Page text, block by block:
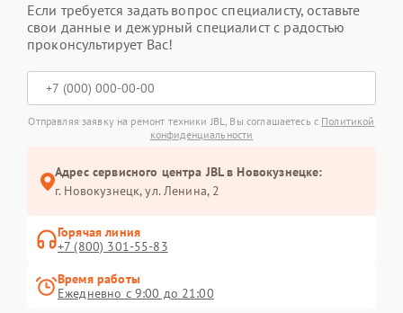
Если требуется задать вопрос специалисту, оставьте
свои данные и дежурный специалист с радостью
проконсультирует Вас!
Отправляя заявку на ремонт техники JBL, Вы соглашаетесь с Политикой
конфиденциальности
Адрес сервисного центра JBL в Новокузнецке:
г. Новокузнецк, ул. Ленина, 2
Горячая линия
+7 (800) 301-55-83
Время работы
Ежедневно с 9:00 до 21:00